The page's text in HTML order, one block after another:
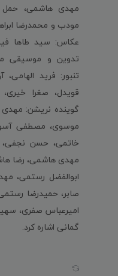
مهدی هاشمی، حمل
مودب و محمدرضا
عکاس: سید طاها
تدوین و موسیقی
تنبور: فرید
قویدل، صغرا
گوینده نریشن: مهدی
موسوی، مصطفی
خاتمی، حسن نجفی،
مهدی هاشمی، رضا
ابوالفضل رستمی،
صابر، حمیدرضا
امیرعباس صفری،
گمانی اشاره کرد.